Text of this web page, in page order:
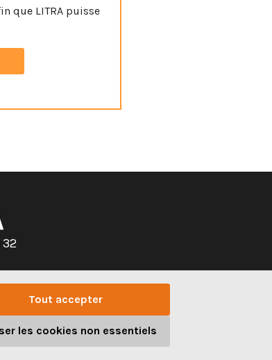
que LITRA puisse
de notre
Tout accepter
les cookies non essentiels